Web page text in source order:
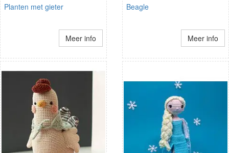
Planten met gieter
Meer info
Beagle
Meer info